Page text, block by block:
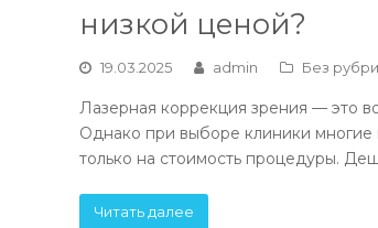
низкой ценой?
19.03.2025 admin Без
Лазерная коррекция зрения — это
Однако при выборе клиники
только на стоимость процедуры.
Читать далее